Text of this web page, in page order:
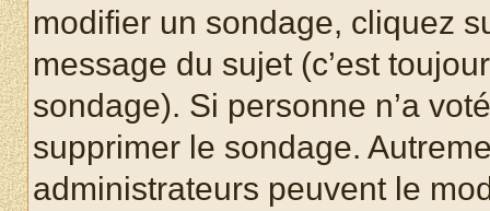
modifier un sondage, cliquez
message du sujet (c’est
sondage). Si personne n’a
supprimer le sondage.
administrateurs peuvent le